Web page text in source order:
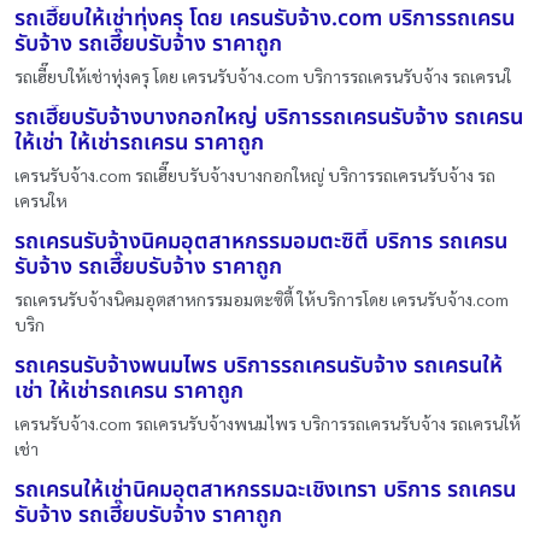
รถเฮี๊ยบให้เช่าทุ่งครุ โดย เครนรับจ้าง.com บริการรถเครน
รับจ้าง รถเฮี๊ยบรับจ้าง ราคาถูก
รถเฮี๊ยบให้เช่าทุ่งครุ โดย เครนรับจ้าง.com บริการรถเครนรับจ้าง รถเครนใ
รถเฮี๊ยบรับจ้างบางกอกใหญ่ บริการรถเครนรับจ้าง รถเครน
ให้เช่า ให้เช่ารถเครน ราคาถูก
เครนรับจ้าง.com รถเฮี๊ยบรับจ้างบางกอกใหญ่ บริการรถเครนรับจ้าง รถ
เครนให
รถเครนรับจ้างนิคมอุตสาหกรรมอมตะซิตี้ บริการ รถเครน
รับจ้าง รถเฮี๊ยบรับจ้าง ราคาถูก
รถเครนรับจ้างนิคมอุตสาหกรรมอมตะซิตี้ ให้บริการโดย เครนรับจ้าง.com
บริก
รถเครนรับจ้างพนมไพร บริการรถเครนรับจ้าง รถเครนให้
เช่า ให้เช่ารถเครน ราคาถูก
เครนรับจ้าง.com รถเครนรับจ้างพนมไพร บริการรถเครนรับจ้าง รถเครนให้
เช่า
รถเครนให้เช่านิคมอุตสาหกรรมฉะเชิงเทรา บริการ รถเครน
รับจ้าง รถเฮี๊ยบรับจ้าง ราคาถูก